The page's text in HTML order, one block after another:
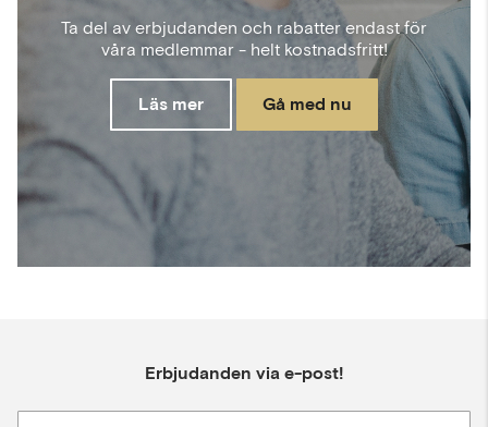
Ta del av erbjudanden och rabatter endast för
våra medlemmar - helt kostnadsfritt!
Läs mer Gå med nu
Erbjudanden via e-post!